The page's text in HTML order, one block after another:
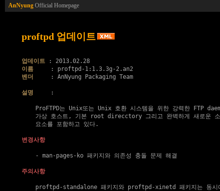
AnNyung Official Homepage
proftpd 업데이트
업데이트
이름
벤더
     : AnNyung Packaging Team
설명
     :
ProFTPD는 Unix또는 Unix 호환 시스템을 위한 강력한 FTP
가상 호스트, 기본 root direcctory 그리고 완벽하게 새로운
    요소를 포함하고 있다.
변경사항
    - man-pages-ko 패키지와 의존성 충돌 문제 해결
주의사항
proftpd-standalone 패키지와 proftpd-xinetd 패키지는 동시